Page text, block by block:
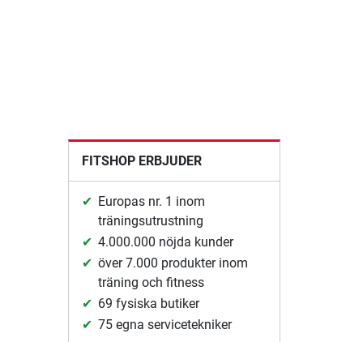
FITSHOP ERBJUDER
Europas nr. 1 inom
träningsutrustning
4.000.000 nöjda kunder
över 7.000 produkter inom
träning och fitness
69 fysiska butiker
75 egna servicetekniker